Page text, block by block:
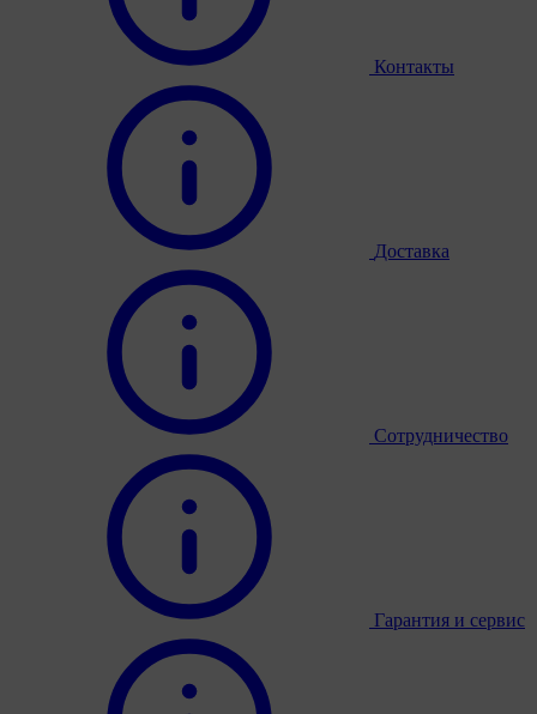
Контакты
Доставка
Сотрудничество
Гарантия и сервис